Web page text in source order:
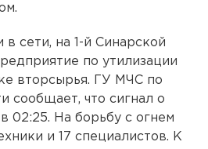
сети, на 1-й Синарской
по утилизации
вторсырья. ГУ МЧС по
сообщает, что сигнал о
02:25. На борьбу с огнем
и 17 специалистов. К